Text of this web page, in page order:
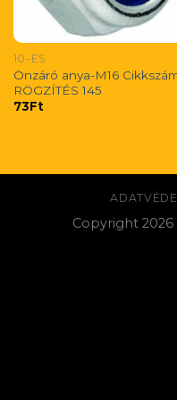
10-ES
Önzáró anya-M16
RÖGZÍTÉS 145
73Ft
Copyright